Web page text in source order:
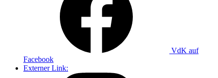
VdK auf
Facebook
Externer Link: